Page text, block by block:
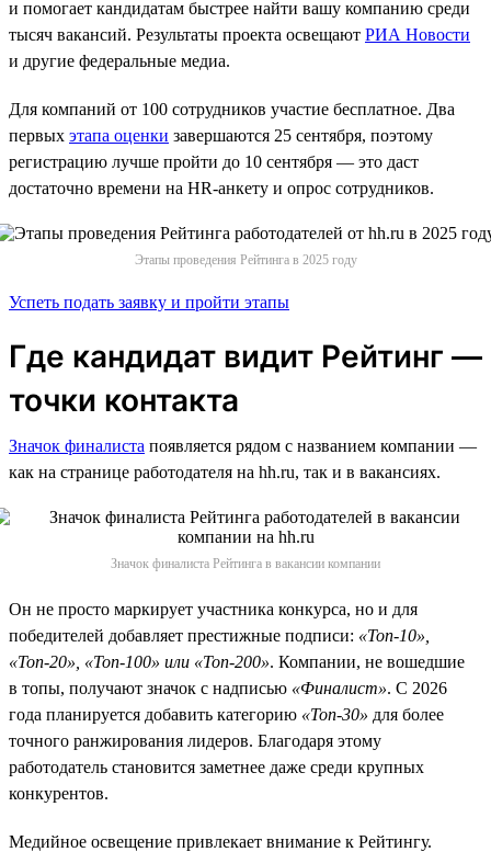
и помогает кандидатам быстрее найти вашу компанию среди
тысяч вакансий. Результаты проекта освещают РИА Новости
и другие федеральные медиа.
Для компаний от 100 сотрудников участие бесплатное. Два
первых этапа оценки завершаются 25 сентября, поэтому
регистрацию лучше пройти до 10 сентября — это даст
достаточно времени на HR-анкету и опрос сотрудников.
Этапы проведения Рейтинга в 2025 году
Успеть подать заявку и пройти этапы
Где кандидат видит Рейтинг —
точки контакта
Значок финалиста появляется рядом с названием компании —
как на странице работодателя на hh.ru, так и в вакансиях.
Значок финалиста Рейтинга в вакансии компании
Он не просто маркирует участника конкурса, но и для
победителей добавляет престижные подписи: «Топ-10»,
«Топ-20», «Топ-100» или «Топ-200». Компании, не вошедшие
в топы, получают значок с надписью «Финалист». С 2026
года планируется добавить категорию «Топ-30» для более
точного ранжирования лидеров. Благодаря этому
работодатель становится заметнее даже среди крупных
конкурентов.
Медийное освещение привлекает внимание к Рейтингу.